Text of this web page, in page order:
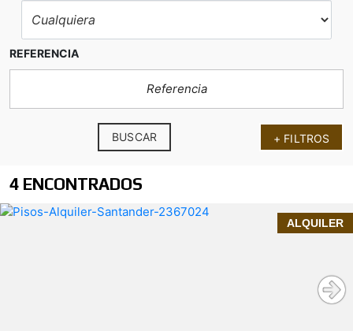
REFERENCIA
+ FILTROS
BUSCAR
4 ENCONTRADOS
ALQUILER
SEPTIEMBRE - JULIO
exclusiva vivienda en alquiler
la tranquila y bien